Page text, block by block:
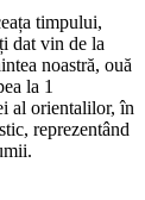
timpului,
dat vin de la
noastră, ouă
la 1
al orientalilor, în
reprezentând